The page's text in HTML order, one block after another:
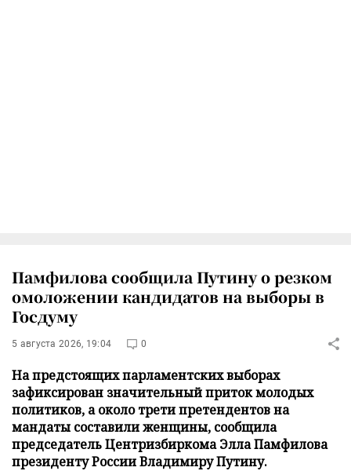
Памфилова сообщила Путину о резком
омоложении кандидатов на выборы в
Госдуму
5 августа 2026, 19:04 0
На предстоящих парламентских выборах
зафиксирован значительный приток молодых
политиков, а около трети претендентов на
мандаты составили женщины, сообщила
председатель Центризбиркома Элла Памфилова
президенту России Владимиру Путину.